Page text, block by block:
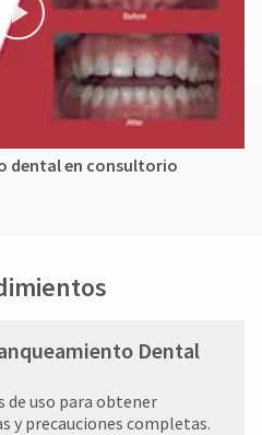
dental en consultorio
Dental
de uso para obtener
y precauciones completas.